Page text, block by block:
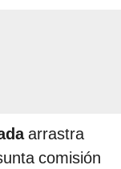
arrastra
comisión